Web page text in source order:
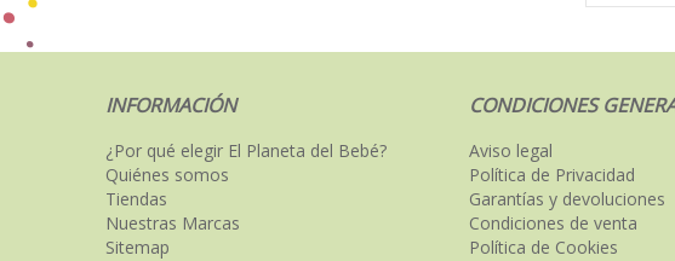
INFORMACIÓN
¿Por qué elegir El Planeta del Bebé?
Quiénes somos
Tiendas
Nuestras Marcas
Sitemap
CONDICIONES
Aviso legal
Política de Privacidad
Garantías y devoluciones
Condiciones de venta
Política de Cookies